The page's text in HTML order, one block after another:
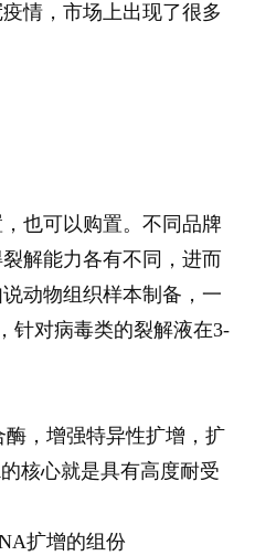
情，市场上出现了很多
也可以购置。不同品牌
解能力各有不同，进而
动物组织样本制备，一
针对病毒类的裂解液在3-
酶，增强特异性扩增，扩
的核心就是具有高度耐受
扩增的组份